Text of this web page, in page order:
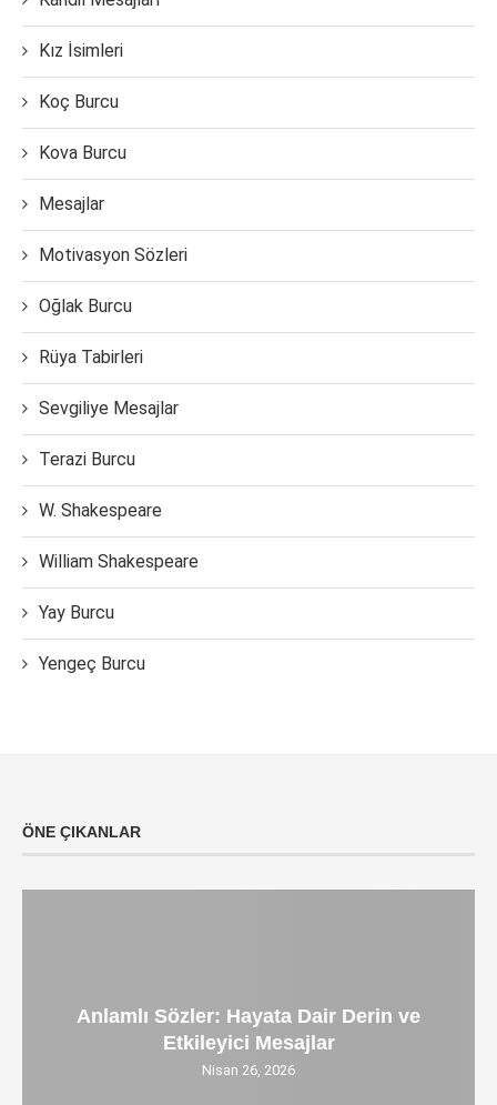
Kız İsimleri
Koç Burcu
Kova Burcu
Mesajlar
Motivasyon Sözleri
Oğlak Burcu
Rüya Tabirleri
Sevgiliye Mesajlar
Terazi Burcu
W. Shakespeare
William Shakespeare
Yay Burcu
Yengeç Burcu
ÖNE ÇIKANLAR
Anlamlı Sözler: Hayata Dair Derin ve
Etkileyici Mesajlar
Nisan 26, 2026